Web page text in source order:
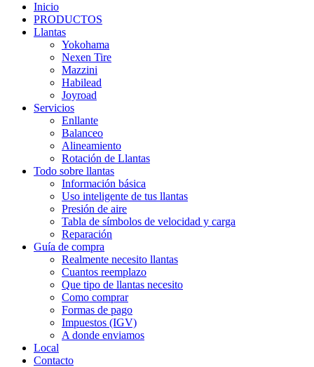
Inicio
PRODUCTOS
Llantas
Yokohama
Nexen Tire
Mazzini
Habilead
Joyroad
Servicios
Enllante
Balanceo
Alineamiento
Rotación de Llantas
Todo sobre llantas
Información básica
Uso inteligente de tus llantas
Presión de aire
Tabla de símbolos de velocidad y carga
Reparación
Guía de compra
Realmente necesito llantas
Cuantos reemplazo
Que tipo de llantas necesito
Como comprar
Formas de pago
Impuestos (IGV)
A donde enviamos
Local
Contacto